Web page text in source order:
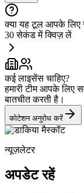
क्या यह टूल आपके लिए
30 सेकंड में क्विज़ लें
कई लाइसेंस चाहिए?
हमारी टीम आपके लिए
बातचीत करती है।
कोटेशन अनुरोध करें
न्यूज़लेटर
अपडेट रहें